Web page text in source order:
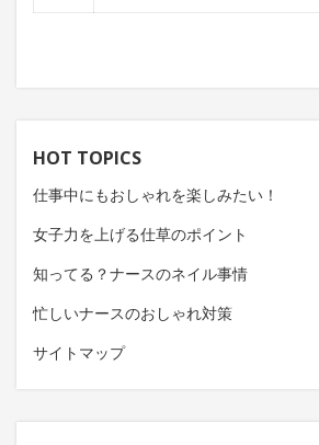
HOT TOPICS
仕事中にもおしゃれを楽しみたい！
女子力を上げる仕草のポイント
知ってる？ナースのネイル事情
忙しいナースのおしゃれ対策
サイトマップ